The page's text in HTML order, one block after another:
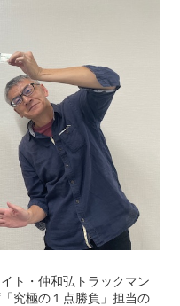
ト・仲和弘トラックマン
究極の１点勝負」担当の